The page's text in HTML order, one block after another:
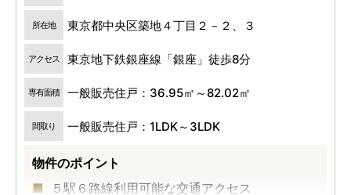
所在地 東京都中央区築地４丁目２－２、３
アクセス 東京地下鉄銀座線「銀座」徒歩8分
専有面積 一般販売住戸：36.95㎡～82.02㎡
間取り 一般販売住戸：1LDK～3LDK
物件のポイント
５駅６路線利用可能な交通アクセス